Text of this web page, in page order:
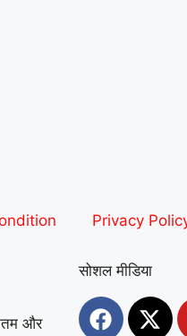
Privacy
और
सोशल मीडिया